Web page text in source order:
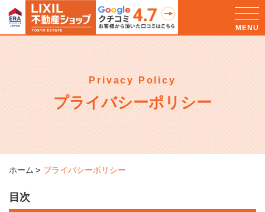
Privacy Policy
プライバシーポリシー
ホーム プライバシーポリシー
目次